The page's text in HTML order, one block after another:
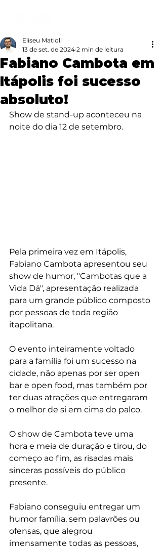
Fabiano Cambota em
Itápolis foi sucesso
absoluto!
Eliseu Matioli
13 de set. de 2024 2 min de leitura
Show de stand-up aconteceu na
noite do dia 12 de setembro.
Pela primeira vez em Itápolis,
Fabiano Cambota apresentou seu
show de humor, "Cambotas que a
Vida Dá", apresentação realizada
para um grande público composto
por pessoas de toda região
itapolitana.
O evento inteiramente voltado
para a família foi um sucesso na
cidade, não apenas por ser open
bar e open food, mas também por
ter duas atrações que entregaram
o melhor de si em cima do palco.
O show de Cambota teve uma
hora e meia de duração e tirou, do
começo ao fim, as risadas mais
sinceras possíveis do público
presente.
Fabiano conseguiu entregar um
humor família, sem palavrões ou
ofensas, que alegrou
imensamente todas as pessoas,